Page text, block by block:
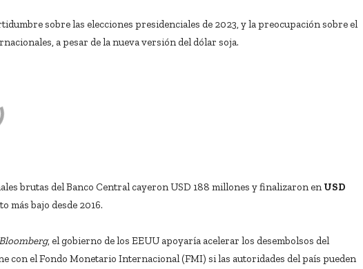
sobre las elecciones presidenciales de 2023, y la preocupación sobre el
a pesar de la nueva versión del dólar soja.
brutas del Banco Central cayeron USD 188 millones y finalizaron en USD
más bajo desde 2016.
, el gobierno de los EEUU apoyaría acelerar los desembolsos del
con el Fondo Monetario Internacional (FMI) si las autoridades del país pueden